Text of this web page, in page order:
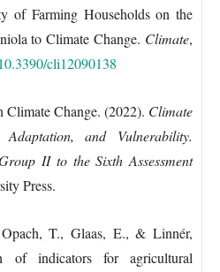
of Farming Households on the
to Climate Change. Climate,
cli12090138
Climate Change. (2022). Climate
and Vulnerability.
II to the Sixth Assessment
Press.
T., Glaas, E., & Linnér,
of indicators for agricultural